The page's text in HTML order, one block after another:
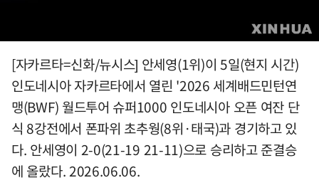
[자카르타=신화/뉴시스] 안세영(1위)이 5일(현지 시간)
인도네시아 자카르타에서 열린 '2026 세계배드민턴연
맹(BWF) 월드투어 슈퍼1000 인도네시아 오픈 여잔 단
식 8강전에서 폰파위 초추웡(8위·태국)과 경기하고 있
다. 안세영이 2-0(21-19 21-11)으로 승리하고 준결승
에 올랐다. 2026.06.06.